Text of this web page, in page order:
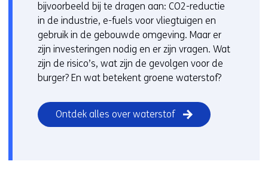
bijvoorbeeld bij te dragen aan: CO2-reductie
in de industrie, e-fuels voor vliegtuigen en
gebruik in de gebouwde omgeving. Maar er
zijn investeringen nodig en er zijn vragen. Wat
zijn de risico’s, wat zijn de gevolgen voor de
burger? En wat betekent groene waterstof?
Ontdek alles over waterstof